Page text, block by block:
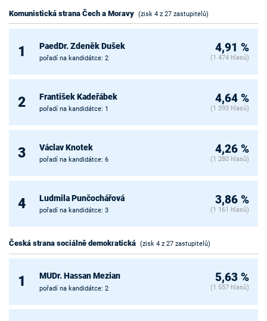
Komunistická strana Čech a Moravy (zisk 4 z 27 zastupitelů)
1 PaedDr. Zdeněk Dušek
pořadí na kandidátce: 2
4,91 %
(1 474 hlasů)
2 František Kadeřábek
pořadí na kandidátce: 1
4,64 %
(1 393 hlasů)
3 Václav Knotek
pořadí na kandidátce: 6
4,26 %
(1 280 hlasů)
4 Ludmila Punčochářová
pořadí na kandidátce: 3
3,86 %
(1 161 hlasů)
Česká strana sociálně demokratická (zisk 4 z 27 zastupitelů)
1 MUDr. Hassan Mezian
pořadí na kandidátce: 2
5,63 %
(1 557 hlasů)